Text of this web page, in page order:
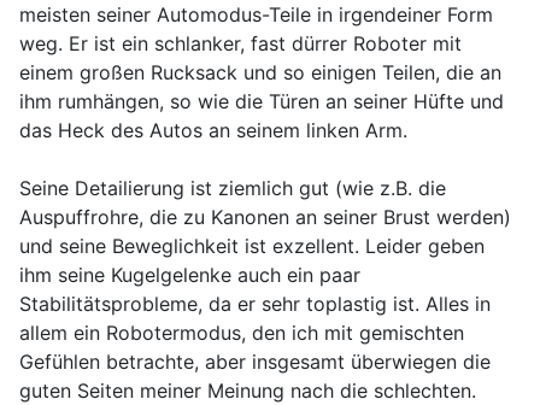
meisten seiner Automodus-Teile in irgendeiner Form
weg. Er ist ein schlanker, fast dürrer Roboter mit
einem großen Rucksack und so einigen Teilen, die an
ihm rumhängen, so wie die Türen an seiner Hüfte und
das Heck des Autos an seinem linken Arm.
Seine Detailierung ist ziemlich gut (wie z.B. die
Auspuffrohre, die zu Kanonen an seiner Brust werden)
und seine Beweglichkeit ist exzellent. Leider geben
ihm seine Kugelgelenke auch ein paar
Stabilitätsprobleme, da er sehr toplastig ist. Alles in
allem ein Robotermodus, den ich mit gemischten
Gefühlen betrachte, aber insgesamt überwiegen die
guten Seiten meiner Meinung nach die schlechten.